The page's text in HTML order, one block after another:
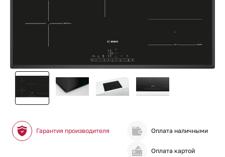
Гарантия производителя Оплата наличными
Оплата картой